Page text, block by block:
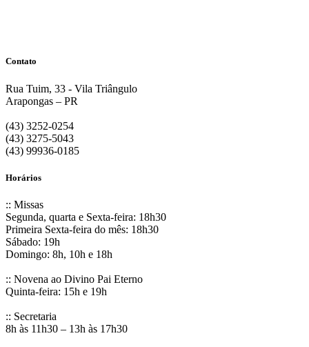
Contato
Rua Tuim, 33 - Vila Triângulo
Arapongas – PR
(43) 3252-0254
(43) 3275-5043
(43) 99936-0185
Horários
:: Missas
Segunda, quarta e Sexta-feira: 18h30
Primeira Sexta-feira do mês: 18h30
Sábado: 19h
Domingo: 8h, 10h e 18h
:: Novena ao Divino Pai Eterno
Quinta-feira: 15h e 19h
:: Secretaria
8h às 11h30 – 13h às 17h30